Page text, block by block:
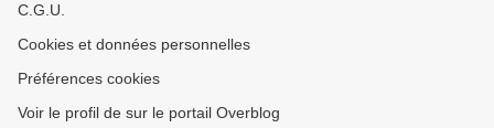
C.G.U.
Cookies et données personnelles
Préférences cookies
Voir le profil de sur le portail Overblog